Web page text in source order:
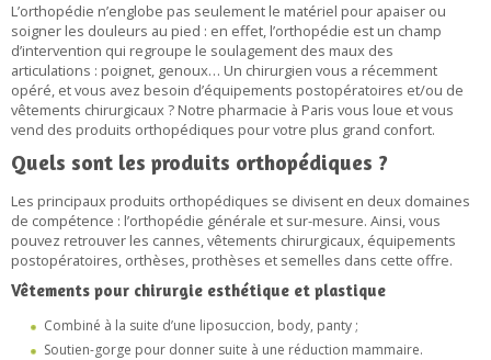
L’orthopédie n’englobe pas seulement le matériel pour apaiser ou
soigner les douleurs au pied : en effet, l’orthopédie est un champ
d’intervention qui regroupe le soulagement des maux des
articulations : poignet, genoux… Un chirurgien vous a récemment
opéré, et vous avez besoin d’équipements postopératoires et/ou de
vêtements chirurgicaux ? Notre pharmacie à Paris vous loue et vous
vend des produits orthopédiques pour votre plus grand confort.
Quels sont les produits orthopédiques ?
Les principaux produits orthopédiques se divisent en deux domaines
de compétence : l’orthopédie générale et sur-mesure. Ainsi, vous
pouvez retrouver les cannes, vêtements chirurgicaux, équipements
postopératoires, orthèses, prothèses et semelles dans cette offre.
Vêtements pour chirurgie esthétique et plastique
Combiné à la suite d’une liposuccion, body, panty ;
Soutien-gorge pour donner suite à une réduction mammaire.